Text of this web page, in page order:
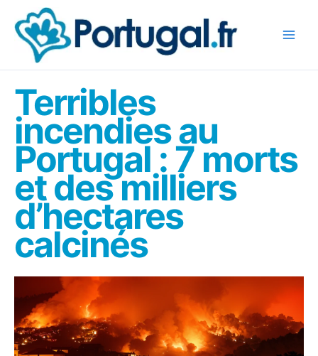
contenu
Terribles
incendies au
Portugal : 7 morts
et des milliers
d’hectares
calcinés